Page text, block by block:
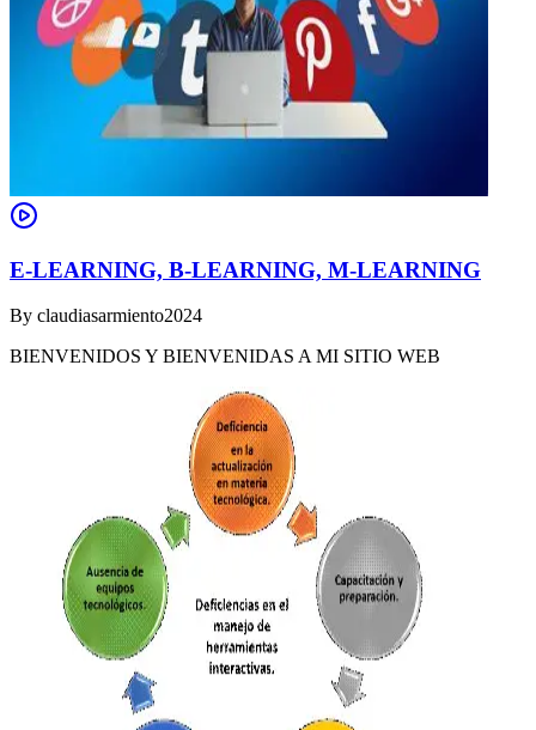
E-LEARNING, B-LEARNING, M-LEARNING
By claudiasarmiento2024
BIENVENIDOS Y BIENVENIDAS A MI SITIO WEB